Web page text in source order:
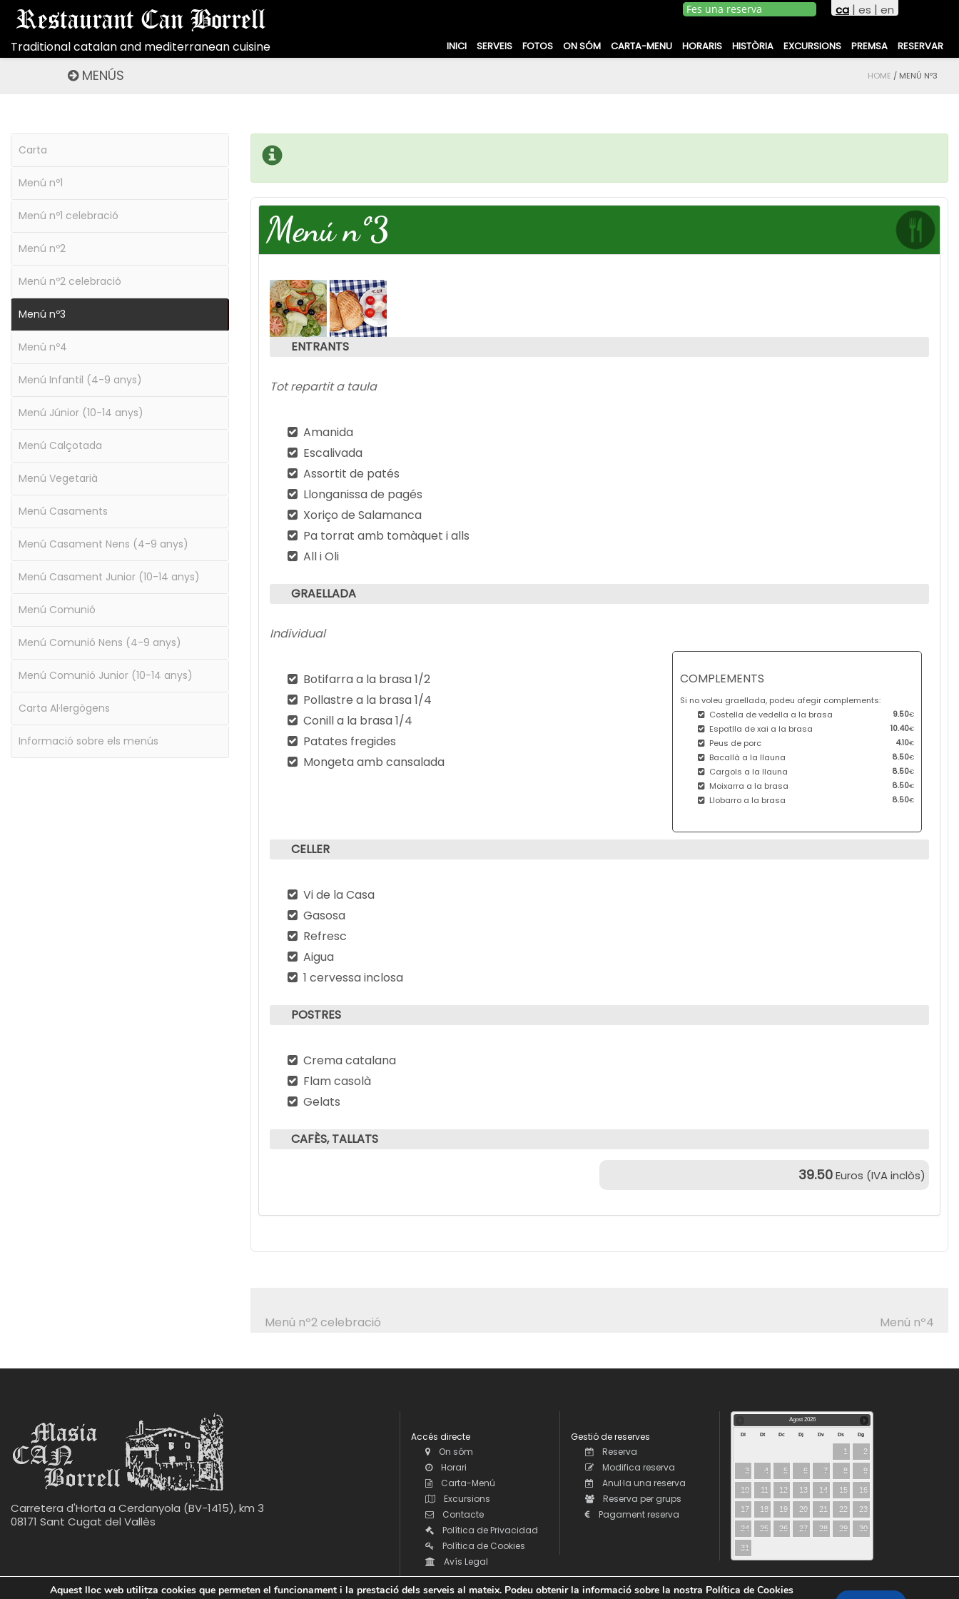
ca | es | en
Restaurant Can Borrell
Traditional catalan and mediterranean cuisine INICI SERVEIS FOTOS ON SÓM CARTA-MENU HORARIS HISTÒRIA EXCURSIONS PREMSA RESERVAR
HOME / MENÚ Nº3
MENÚS
Menú nº3
ENTRANTS
Tot repartit a taula
Amanida
Escalivada
Assortit de patés
Llonganissa de pagés
Xoriço de Salamanca
Pa torrat amb tomàquet i alls
All i Oli
GRAELLADA
Individual
Botifarra a la brasa 1/2
Pollastre a la brasa 1/4
Conill a la brasa 1/4
Patates fregides
Mongeta amb cansalada
COMPLEMENTS
Si no voleu graellada, podeu afegir complements:
Costella de vedella a la brasa
9.50€
Espatlla de xai a la brasa 10.40€
Peus de porc 4.10€
Bacallà a la llauna 8.50€
Cargols a la llauna 8.50€
Moixarra a la brasa 8.50€
Llobarro a la brasa 8.50€
CELLER
Vi de la Casa
Gasosa
Refresc
Aigua
1 cervessa inclosa
POSTRES
Crema catalana
Flam casolà
Gelats
CAFÈS, TALLATS
39.50Euros (IVA inclòs)
Menú nº2 celebració Menú nº4
Carta
Menú nº1
Menú nº1 celebració
Menú nº2
Menú nº2 celebració
Menú nº3
Menú nº4
Menú Infantil (4-9 anys)
Menú Júnior (10-14 anys)
Menú Calçotada
Menú Vegetarià
Menú Casaments
Menú Casament Nens (4-9 anys)
Menú Casament Junior (10-14 anys)
Menú Comunió
Menú Comunió Nens (4-9 anys)
Menú Comunió Junior (10-14 anys)
Carta Al·lergògens
Informació sobre els menús
Carretera d'Horta a Cerdanyola (BV-1415), km 3
08171 Sant Cugat del Vallès
Accés directe
On sóm
Horari
Carta-Menú
Excursions
Contacte
Política de Privacidad
Política de Cookies
Avís Legal
Gestió de reserves
Reserva
Modifica reserva
Anul·la una reserva
Reserva per grups
Pagament reserva
Agost 2026
Dl Dt Dc Dj Dv Ds Dg
1 2
3 4 5 6 7 8 9
10 11 12 13 14 15 16
17 18 19 20 21 22 23
24 25 26 27 28 29 30
31
Aquest lloc web utilitza cookies que permeten el funcionament i la prestació dels serveis al mateix. Podeu obtenir la informació sobre la nostra Política de Cookies